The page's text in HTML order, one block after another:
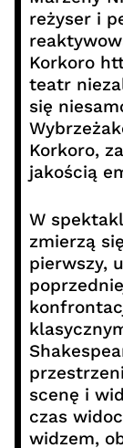
reżyser i
Korkoro
teatr
się
Korkoro,
jakością
W
zmierzą
pierwszy,
scenę i
czas
widzem,